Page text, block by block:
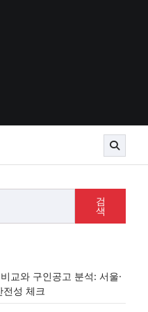
검
색
교와 구인공고 분석: 서울·
전성 체크